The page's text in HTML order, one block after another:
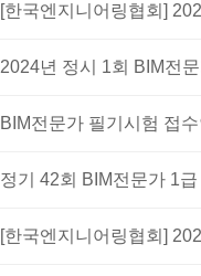
[한국엔지니어링협회]
2024년 정시 1회 BIM전
BIM전문가 필기시험 접
정기 42회 BIM전문가 1
[한국엔지니어링협회]